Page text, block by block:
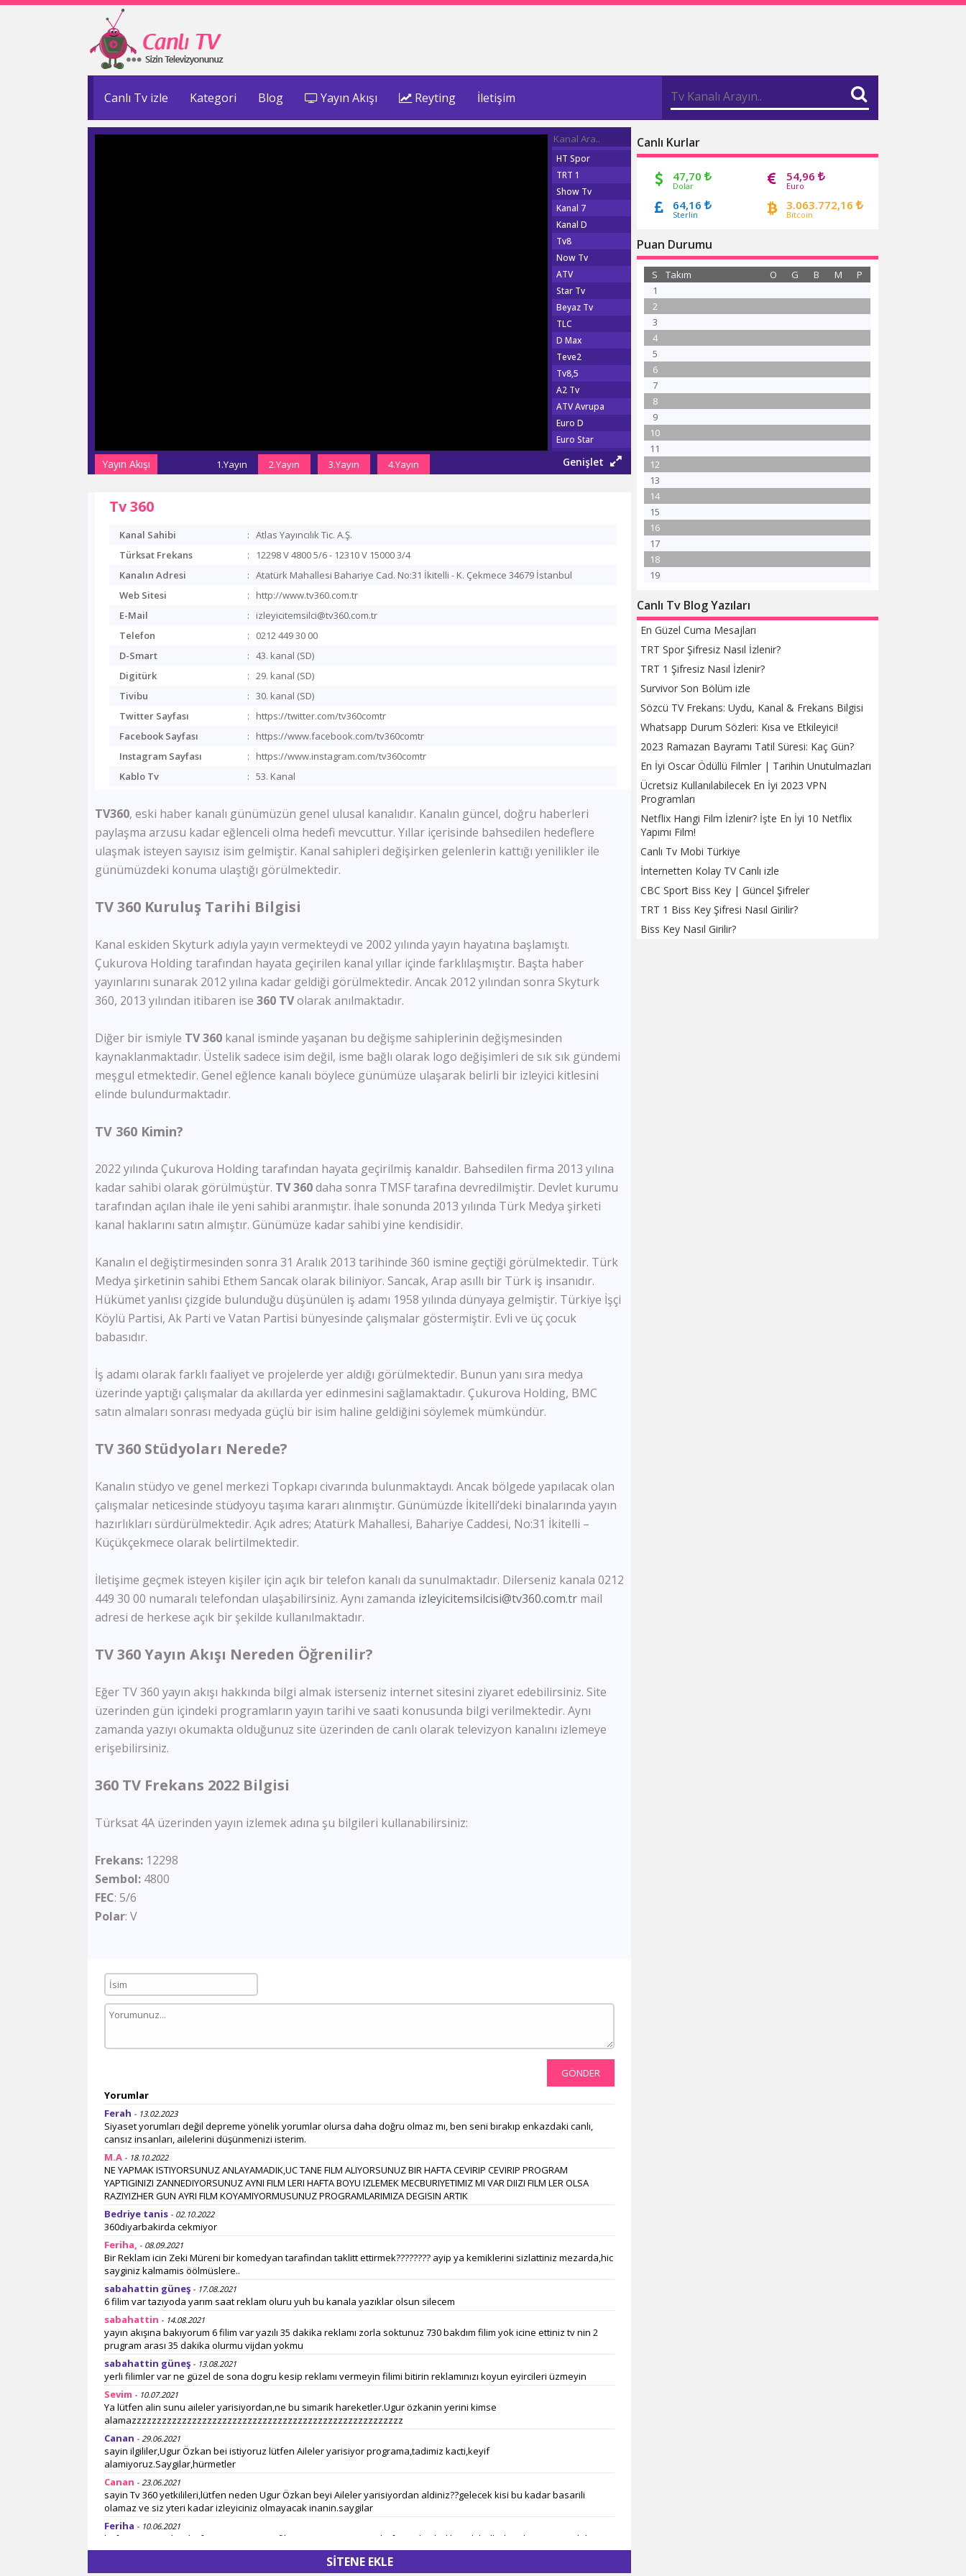
Canlı Tv izle Kategori Blog Yayın Akışı Reyting İletişim
Yayın Akışı 1.Yayın 2.Yayın 3.Yayın 4.Yayın
HT Spor
TRT 1
Show Tv
Kanal 7
Kanal D
Tv8
Now Tv
ATV
Star Tv
Beyaz Tv
TLC
D Max
Teve2
Tv8,5
A2 Tv
ATV Avrupa
Euro D
Euro Star
Show Türk
Fox Tv
Habertürk Tv
Ülke Tv
KRT Tv
Bengütürk Tv
GS Tv
FB Tv
TJK Tv
Sports Tv
Tivibu Spor
TRT Çocuk
TGRT Belgesel
İdman Tv
Az Tv
Xezer Tv
Cem Tv
Meltem Tv
Semerkand Tv
Rehber Tv
Lalegül Tv
Akıllı Tv
Kral Tv
Vatan Tv
Dream Türk
Tek Rumeli Tv
TRT Eba Ortaokul
Govend Tv
Ronahi Tv
Havin Tv
TRT Avaz
KNN Tv
Pamukkale Tv
DRT Denizli
Es Tv
SAT7 Türk
Sun Tv
Deha Tv
Genişlet
Canlı Kurlar
47,70
Dolar
54,96
Euro
64,16
Sterlin
3.063.772,16
Bitcoin
Puan Durumu
S Takım P
M
B
G
O
1
2
3
4
5
6
7
8
9
10
11
12
13
14
15
16
17
18
19
Canlı Tv Blog Yazıları
En Güzel Cuma Mesajları
TRT Spor Şifresiz Nasıl İzlenir?
TRT 1 Şifresiz Nasıl İzlenir?
Survivor Son Bölüm izle
Sözcü TV Frekans: Uydu, Kanal & Frekans Bilgisi
Whatsapp Durum Sözleri: Kısa ve Etkileyici!
2023 Ramazan Bayramı Tatil Süresi: Kaç Gün?
En İyi Oscar Ödüllü Filmler | Tarihin Unutulmazları
Ücretsiz Kullanılabilecek En İyi 2023 VPN
Programları
Netflix Hangi Film İzlenir? İşte En İyi 10 Netflix
Yapımı Film!
Canlı Tv Mobi Türkiye
İnternetten Kolay TV Canlı izle
CBC Sport Biss Key | Güncel Şifreler
TRT 1 Biss Key Şifresi Nasıl Girilir?
Biss Key Nasıl Girilir?
Tv 360
Kanal Sahibi : Atlas Yayıncılık Tic. A.Ş.
Türksat Frekans
:
12298 V 4800 5/6 - 12310 V 15000 3/4
Kanalın Adresi
: Atatürk Mahallesi Bahariye Cad. No:31 İkitelli - K. Çekmece 34679 İstanbul
Web Sitesi
:
http://www.tv360.com.tr
E-Mail
:
izleyicitemsilci@tv360.com.tr
Telefon
:
0212 449 30 00
D-Smart
: 43. kanal (SD)
Digitürk
: 29. kanal (SD)
Tivibu
: 30. kanal (SD)
Twitter Sayfası
:
https://twitter.com/tv360comtr
Facebook Sayfası
:
https://www.facebook.com/tv360comtr
Instagram Sayfası
:
https://www.instagram.com/tv360comtr
Kablo Tv
: 53. Kanal
TV360, eski haber kanalı günümüzün genel ulusal kanalıdır. Kanalın güncel, doğru haberleri
paylaşma arzusu kadar eğlenceli olma hedefi mevcuttur. Yıllar içerisinde bahsedilen hedeflere
ulaşmak isteyen sayısız isim gelmiştir. Kanal sahipleri değişirken gelenlerin kattığı yenilikler ile
günümüzdeki konuma ulaştığı görülmektedir.
TV 360 Kuruluş Tarihi Bilgisi
Kanal eskiden Skyturk adıyla yayın vermekteydi ve 2002 yılında yayın hayatına başlamıştı.
Çukurova Holding tarafından hayata geçirilen kanal yıllar içinde farklılaşmıştır. Başta haber
yayınlarını sunarak 2012 yılına kadar geldiği görülmektedir. Ancak 2012 yılından sonra Skyturk
360, 2013 yılından itibaren ise 360 TVolarak anılmaktadır.
Diğer bir ismiyle TV 360 kanal isminde yaşanan bu değişme sahiplerinin değişmesinden
kaynaklanmaktadır. Üstelik sadece isim değil, isme bağlı olarak logo değişimleri de sık sık gündemi
meşgul etmektedir. Genel eğlence kanalı böylece günümüze ulaşarak belirli bir izleyici kitlesini
elinde bulundurmaktadır.
TV 360 Kimin?
2022 yılında Çukurova Holding tarafından hayata geçirilmiş kanaldır. Bahsedilen firma 2013 yılına
kadar sahibi olarak görülmüştür. TV 360daha sonra TMSF tarafına devredilmiştir. Devlet kurumu
tarafından açılan ihale ile yeni sahibi aranmıştır. İhale sonunda 2013 yılında Türk Medya şirketi
kanal haklarını satın almıştır. Günümüze kadar sahibi yine kendisidir.
Kanalın el değiştirmesinden sonra 31 Aralık 2013 tarihinde 360 ismine geçtiği görülmektedir. Türk
Medya şirketinin sahibi Ethem Sancak olarak biliniyor. Sancak, Arap asıllı bir Türk iş insanıdır.
Hükümet yanlısı çizgide bulunduğu düşünülen iş adamı 1958 yılında dünyaya gelmiştir. Türkiye İşçi
Köylü Partisi, Ak Parti ve Vatan Partisi bünyesinde çalışmalar göstermiştir. Evli ve üç çocuk
babasıdır.
İş adamı olarak farklı faaliyet ve projelerde yer aldığı görülmektedir. Bunun yanı sıra medya
üzerinde yaptığı çalışmalar da akıllarda yer edinmesini sağlamaktadır. Çukurova Holding, BMC
satın almaları sonrası medyada güçlü bir isim haline geldiğini söylemek mümkündür.
TV 360 Stüdyoları Nerede?
Kanalın stüdyo ve genel merkezi Topkapı civarında bulunmaktaydı. Ancak bölgede yapılacak olan
çalışmalar neticesinde stüdyoyu taşıma kararı alınmıştır. Günümüzde İkitelli’deki binalarında yayın
hazırlıkları sürdürülmektedir. Açık adres; Atatürk Mahallesi, Bahariye Caddesi, No:31 İkitelli –
Küçükçekmece olarak belirtilmektedir.
İletişime geçmek isteyen kişiler için açık bir telefon kanalı da sunulmaktadır. Dilerseniz kanala 0212
449 30 00 numaralı telefondan ulaşabilirsiniz. Aynı zamanda izleyicitemsilcisi@tv360.com.tr mail
adresi de herkese açık bir şekilde kullanılmaktadır.
TV 360 Yayın Akışı Nereden Öğrenilir?
Eğer TV 360 yayın akışı hakkında bilgi almak isterseniz internet sitesini ziyaret edebilirsiniz. Site
üzerinden gün içindeki programların yayın tarihi ve saati konusunda bilgi verilmektedir. Aynı
zamanda yazıyı okumakta olduğunuz site üzerinden de canlı olarak televizyon kanalını izlemeye
erişebilirsiniz.
360 TV Frekans 2022 Bilgisi
Türksat 4A üzerinden yayın izlemek adına şu bilgileri kullanabilirsiniz:
Frekans: 12298
Sembol: 4800
FEC: 5/6
Polar: V
GÖNDER
Yorumlar
Ferah - 13.02.2023
Siyaset yorumları değil depreme yönelik yorumlar olursa daha doğru olmaz mı, ben seni bırakıp enkazdaki canlı,
cansız insanları, ailelerini düşünmenizi isterim.
M.A- 18.10.2022
NE YAPMAK ISTIYORSUNUZ ANLAYAMADIK,UC TANE FILM ALIYORSUNUZ BIR HAFTA CEVIRIP CEVIRIP PROGRAM
YAPTIGINIZI ZANNEDIYORSUNUZ AYNI FILM LERI HAFTA BOYU IZLEMEK MECBURIYETIMIZ MI VAR DIIZI FILM LER OLSA
RAZIYIZHER GUN AYRI FILM KOYAMIYORMUSUNUZ PROGRAMLARIMIZA DEGISIN ARTIK
Bedriye tanis- 02.10.2022
360diyarbakirda cekmiyor
Feriha, - 08.09.2021
Bir Reklam icin Zeki Müreni bir komedyan tarafindan taklitt ettirmek???????? ayip ya kemiklerini sizlattiniz mezarda,hic
sayginiz kalmamis öölmüslere..
sabahattin güneş - 17.08.2021
6 filim var tazıyoda yarım saat reklam oluru yuh bu kanala yazıklar olsun silecem
sabahattin - 14.08.2021
yayın akışına bakıyorum 6 filim var yazılı 35 dakika reklamı zorla soktunuz 730 bakdım filim yok icine ettiniz tv nin 2
prugram arası 35 dakika olurmu vijdan yokmu
sabahattin güneş - 13.08.2021
yerli filimler var ne güzel de sona dogru kesip reklamı vermeyin filimi bitirin reklamınızı koyun eyircileri üzmeyin
Sevim - 10.07.2021
Ya lütfen alin sunu aileler yarisiyordan,ne bu simarik hareketler.Ugur özkanin yerini kimse
alamazzzzzzzzzzzzzzzzzzzzzzzzzzzzzzzzzzzzzzzzzzzzzzzzzzzzzz
Canan - 29.06.2021
sayin ilgililer,Ugur Özkan bei istiyoruz lütfen Aileler yarisiyor programa,tadimiz kacti,keyif
alamiyoruz.Saygilar,hürmetler
Canan - 23.06.2021
sayin Tv 360 yetkilileri,lütfen neden Ugur Özkan beyi Aileler yarisiyordan aldiniz??gelecek kisi bu kadar basarili
olamaz ve siz yteri kadar izleyiciniz olmayacak inanin.saygilar
Feriha - 10.06.2021
lütfen sayin TV,her hafta ayni Ocean 13 filmini gösteriyorsunuz,lütfen ezberledik artik,halbuki imkaniniz var deha
degisik filimler koysaniz cok memnun oluruz. tesekkürler ve saygilar
SİTENE EKLE